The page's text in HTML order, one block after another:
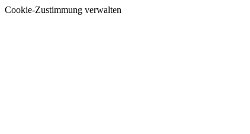
Cookie-Zustimmung verwalten